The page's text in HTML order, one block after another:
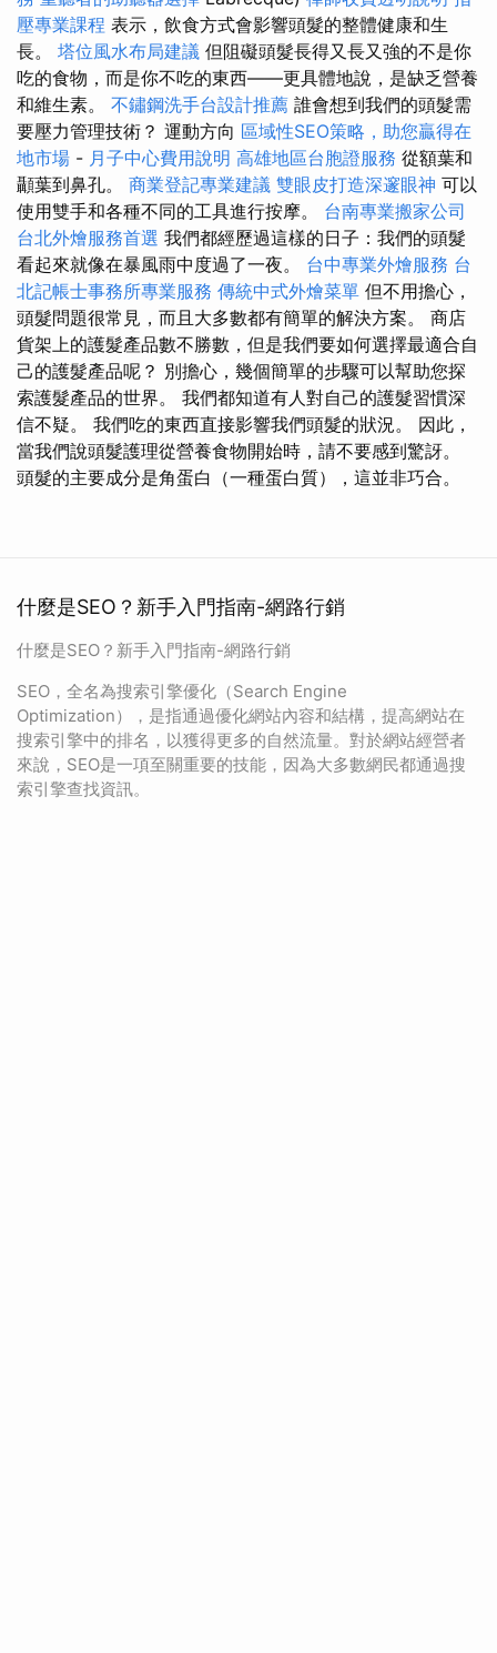
壓專業課程 表示，飲食方式會影響頭髮的整體健康和生
長。 塔位風水布局建議 但阻礙頭髮長得又長又強的不是你
吃的食物，而是你不吃的東西——更具體地說，是缺乏營養
和維生素。 不鏽鋼洗手台設計推薦 誰會想到我們的頭髮需
要壓力管理技術？ 運動方向 區域性SEO策略，助您贏得在
地市場 - 月子中心費用說明 高雄地區台胞證服務 從額葉和
顳葉到鼻孔。 商業登記專業建議 雙眼皮打造深邃眼神 可以
使用雙手和各種不同的工具進行按摩。 台南專業搬家公司
台北外燴服務首選 我們都經歷過這樣的日子：我們的頭髮
看起來就像在暴風雨中度過了一夜。 台中專業外燴服務 台
北記帳士事務所專業服務 傳統中式外燴菜單 但不用擔心，
頭髮問題很常見，而且大多數都有簡單的解決方案。 商店
貨架上的護髮產品數不勝數，但是我們要如何選擇最適合自
己的護髮產品呢？ 別擔心，幾個簡單的步驟可以幫助您探
索護髮產品的世界。 我們都知道有人對自己的護髮習慣深
信不疑。 我們吃的東西直接影響我們頭髮的狀況。 因此，
當我們說頭髮護理從營養食物開始時，請不要感到驚訝。
頭髮的主要成分是角蛋白（一種蛋白質），這並非巧合。
什麼是SEO？新手入門指南-網路行銷
什麼是SEO？新手入門指南-網路行銷
SEO，全名為搜索引擎優化（Search Engine
Optimization），是指通過優化網站內容和結構，提高網站在
搜索引擎中的排名，以獲得更多的自然流量。對於網站經營者
來說，SEO是一項至關重要的技能，因為大多數網民都通過搜
索引擎查找資訊。